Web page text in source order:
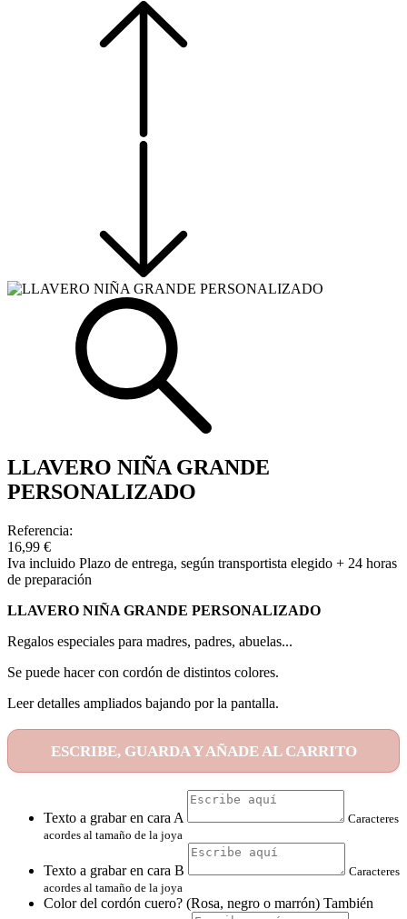
LLAVERO NIÑA GRANDE
PERSONALIZADO
Referencia:
16,99 €
Iva incluido Plazo de entrega, según transportista elegido + 24 horas
de preparación
LLAVERO NIÑA GRANDE PERSONALIZADO
Regalos especiales para madres, padres, abuelas...
Se puede hacer con cordón de distintos colores.
Leer detalles ampliados bajando por la pantalla.
ESCRIBE, GUARDA Y AÑADE AL CARRITO
Texto a grabar en cara A
Caracteres
acordes al tamaño de la joya
Texto a grabar en cara B
Caracteres
acordes al tamaño de la joya
Color del cordón cuero? (Rosa, negro o marrón) También